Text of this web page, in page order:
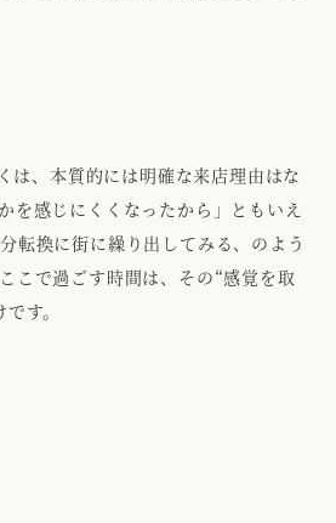
、本質的には明確な来店理由はな
を感じにくくなったから」ともいえ
転換に街に繰り出してみる、のよう
こで過ごす時間は、その“感覚を取
す。